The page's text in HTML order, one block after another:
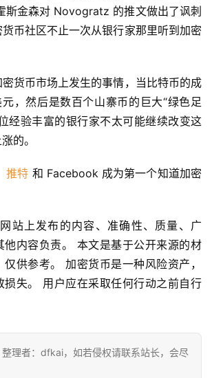
斯金森对 Novogratz 的推文做出了讽刺
币社区不止一次从银行家那里听到加密
货币市场上发生的事情，当比特币的成
，然后是数百个山寨币的巨大“绿色足
经验丰富的银行家不太可能继续改变这
的。
推特 和 Facebook 成为第一个知道加密
站上发布的内容、准确性、质量、广
他内容负责。 本文是基于公开来源的材
供参考。 加密货币是一种风险资产，
损失。 用户应在采取任何行动之前自行
理者：dfkai，如若侵权请联系站长，会尽